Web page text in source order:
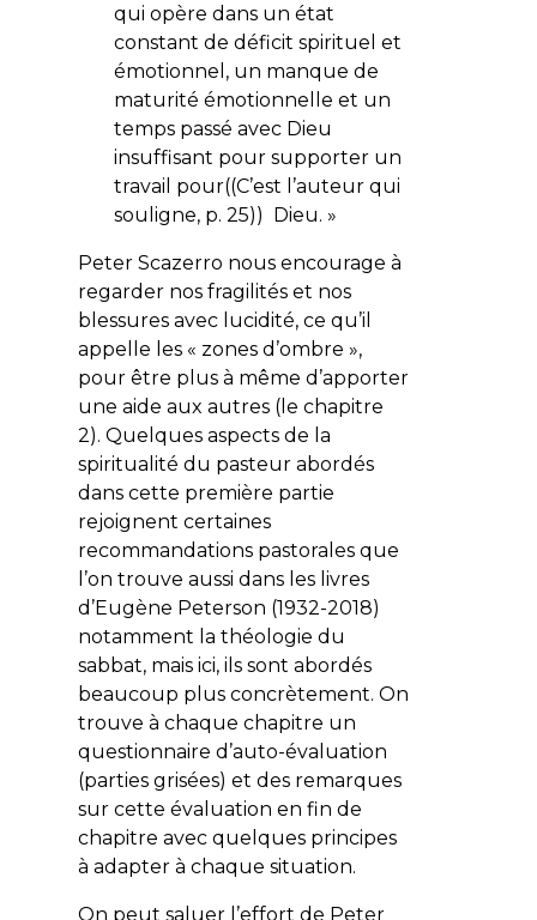
qui opère dans un état
constant de déficit spirituel et
émotionnel, un manque de
maturité émotionnelle et un
temps passé avec Dieu
insuffisant pour supporter un
travail pour((C’est l’auteur qui
souligne, p. 25)) Dieu. »
Peter Scazerro nous encourage à
regarder nos fragilités et nos
blessures avec lucidité, ce qu’il
appelle les « zones d’ombre »,
pour être plus à même d’apporter
une aide aux autres (le chapitre
2). Quelques aspects de la
spiritualité du pasteur abordés
dans cette première partie
rejoignent certaines
recommandations pastorales que
l’on trouve aussi dans les livres
d’Eugène Peterson (1932-2018)
notamment la théologie du
sabbat, mais ici, ils sont abordés
beaucoup plus concrètement. On
trouve à chaque chapitre un
questionnaire d’auto-évaluation
(parties grisées) et des remarques
sur cette évaluation en fin de
chapitre avec quelques principes
à adapter à chaque situation.
On peut saluer l’effort de Peter